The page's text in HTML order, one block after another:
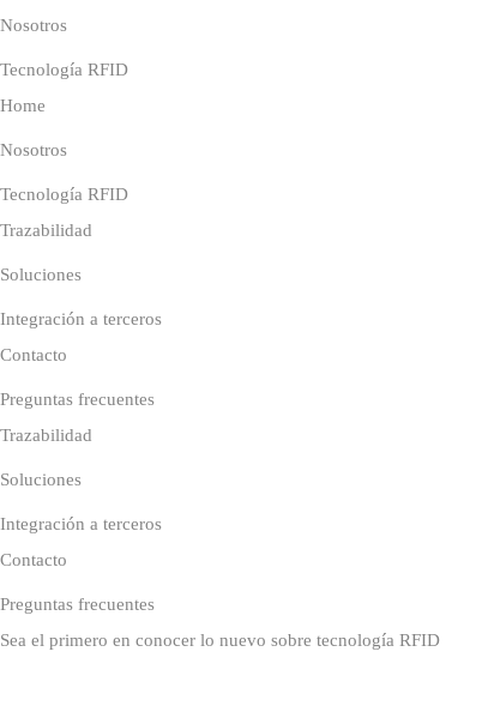
Nosotros
Tecnología RFID
Home
Nosotros
Tecnología RFID
Trazabilidad
Soluciones
Integración a terceros
Contacto
Preguntas frecuentes
Trazabilidad
Soluciones
Integración a terceros
Contacto
Preguntas frecuentes
Sea el primero en conocer lo nuevo sobre tecnología RFID